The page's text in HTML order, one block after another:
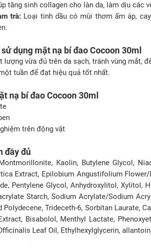
tăng sinh collagen cho làn da, làm dịu các
trà: Loại tinh dầu có mùi thơm ấm áp,
dụng mặt nạ bí đao Cocoon 30ml
lượng vừa đủ trên da sạch, tránh vùng mắt,
tuần để đạt hiệu quả tốt nhất.
nạ bí đao Cocoon 30ml
trên động vật
đầy đủ
Kaolin, Butylene Glycol,
Extract, Epilobium Angustifolium
Pentylene Glycol, Anhydroxylitol, Xylitol,
Starch, Sodium Acrylate/Sodium
Polydecene, Trideceth-6, Sorbitan Laurate,
Bisabolol, Menthyl Lactate,
Leaf Oil, Ethylhexylglycerin,